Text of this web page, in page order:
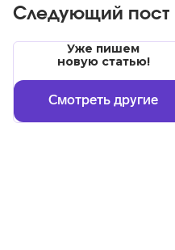
Следующий пост
Уже пишем
новую статью!
Смотреть другие